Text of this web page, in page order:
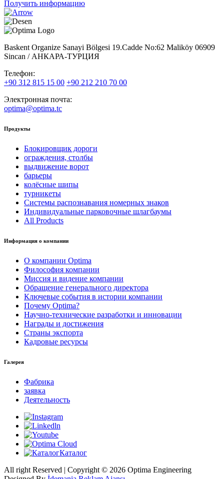
Получить информацию
Baskent Organize Sanayi Bölgesi 19.Cadde No:62 Maliköy 06909
Sincan / АНКАРА-ТУРЦИЯ
Телефон:
+90 312 815 15 00 +90 212 210 70 00
Электронная почта:
optima@optima.tc
Продукты
Ƃлокировщик дороги
ограждения, столбы
выдвижение ворот
барьеры
колёсные шипы
турникеты
Системы распознавания номерных знаков
Индивидуальные парковочные шлагбаумы
All Products
Информация о компании
О компании Optima
Философия компании
Миссия и видение компании
Обращение генерального директора
Ключевые события в истории компании
Почему Optima?
Научно-технические разработки и инновации
Награды и достижения
Страны экспорта
Кадровые ресурсы
Галерея
Фабрика
заявка
Деятельность
Каталог
All right Reserved | Copyright © 2026 Optima Engineering